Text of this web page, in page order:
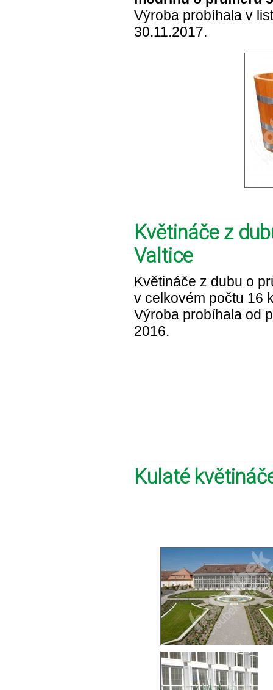
Výroba probíhala v
30.11.2017.
Květináče z
Valtice
Květináče z dubu o
v celkovém počtu 16
Výroba probíhala od
2016.
Kulaté